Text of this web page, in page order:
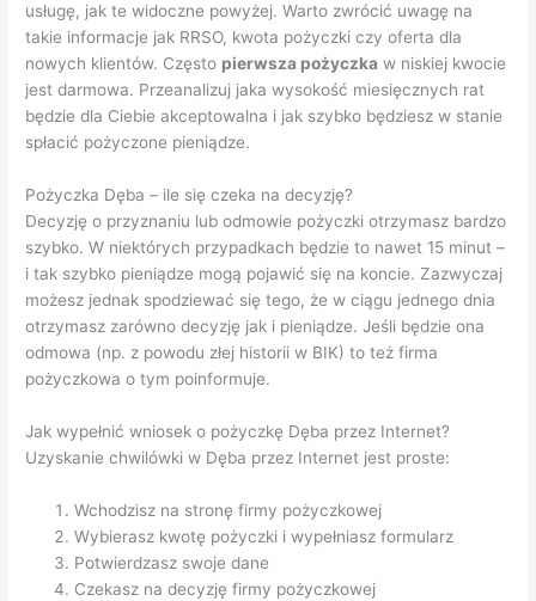
usługę, jak te widoczne powyżej. Warto zwrócić uwagę na
takie informacje jak RRSO, kwota pożyczki czy oferta dla
nowych klientów. Często pierwsza pożyczka w niskiej kwocie
jest darmowa. Przeanalizuj jaka wysokość miesięcznych rat
będzie dla Ciebie akceptowalna i jak szybko będziesz w stanie
spłacić pożyczone pieniądze.
Pożyczka Dęba – ile się czeka na decyzję?
Decyzję o przyznaniu lub odmowie pożyczki otrzymasz bardzo
szybko. W niektórych przypadkach będzie to nawet 15 minut –
i tak szybko pieniądze mogą pojawić się na koncie. Zazwyczaj
możesz jednak spodziewać się tego, że w ciągu jednego dnia
otrzymasz zarówno decyzję jak i pieniądze. Jeśli będzie ona
odmowa (np. z powodu złej historii w BIK) to też firma
pożyczkowa o tym poinformuje.
Jak wypełnić wniosek o pożyczkę Dęba przez Internet?
Uzyskanie chwilówki w Dęba przez Internet jest proste:
Wchodzisz na stronę firmy pożyczkowej
Wybierasz kwotę pożyczki i wypełniasz formularz
Potwierdzasz swoje dane
Czekasz na decyzję firmy pożyczkowej